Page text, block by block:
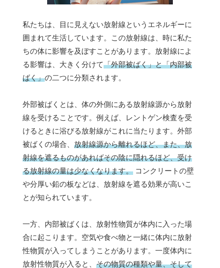
私たちは、目に見えない放射線というエネルギーに
囲まれて生活しています。この放射線は、時に私た
ちの体に影響を及ぼすことがあります。放射線によ
る影響は、大きく分けて「外部被ばく」と「内部被
ばく」の二つに分類されます。
外部被ばくとは、体の外側にある放射線源から放射
線を受けることです。例えば、レントゲン検査を受
けるときに浴びる放射線がこれに当たります。外部
被ばくの場合、 放射線源から離れるほど、また、放
射線を遮るものがあればその陰に隠れるほど、受け
る放射線の量は少なくなります。 コンクリートの壁
や分厚い鉛の板などは、放射線を遮る効果が高いこ
とが知られています。
一方、内部被ばくは、放射性物質が体内に入った場
合に起こります。空気や食べ物と一緒に体内に放射
性物質が入ってしまうことがあります。一度体内に
放射性物質が入ると、 その物質の種類や量、そして